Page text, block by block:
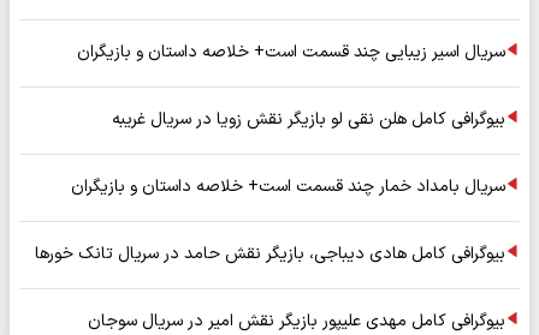
سریال اسیر زیبایی چند قسمت است+ خلاصه داستان و بازیگران
بیوگرافی کامل هلن نقی لو بازیگر نقش زویا در سریال غریبه
سریال بامداد خمار چند قسمت است+ خلاصه داستان و بازیگران
بیوگرافی کامل هادی دیباجی، بازیگر نقش حامد در سریال تانک خورها
بیوگرافی کامل مهدی علیپور بازیگر نقش امیر در سریال سوجان